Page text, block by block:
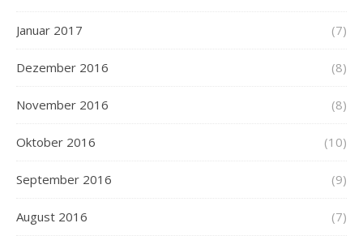
Januar 2017 (7)
Dezember 2016 (8)
November 2016 (8)
Oktober 2016 (10)
September 2016 (9)
August 2016 (7)